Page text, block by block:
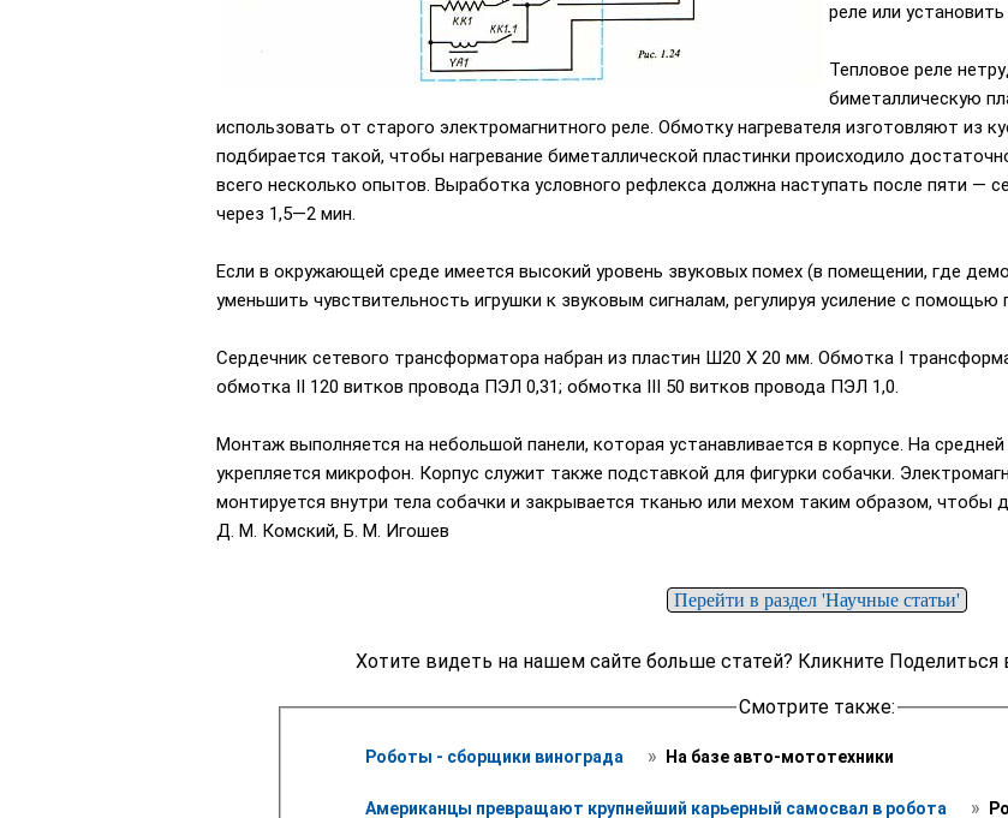
реле или
Тепловое реле
биметаллическую
использовать от старого электромагнитного реле. Обмотку нагревателя изготовляют из
подбирается такой, чтобы нагревание биметаллической пластинки происходило
всего несколько опытов. Выработка условного рефлекса должна наступать после пяти —
через 1,5—2 мин.
Если в окружающей среде имеется высокий уровень звуковых помех (в помещении, где
уменьшить чувствительность игрушки к звуковым сигналам, регулируя усиление с помощью
Сердечник сетевого трансформатора набран из пластин Ш20 Х 20 мм. Обмотка I
обмотка II 120 витков провода ПЭЛ 0,31; обмотка III 50 витков провода ПЭЛ 1,0.
Монтаж выполняется на небольшой панели, которая устанавливается в корпусе. На
укрепляется микрофон. Корпус служит также подставкой для фигурки собачки.
монтируется внутри тела собачки и закрывается тканью или мехом таким образом, чтобы
Д. М. Комский, Б. М. Игошев
Перейти в раздел 'Научные статьи'
Хотите видеть на нашем сайте больше статей? Кликните Поделиться
Смотрите также:
Роботы - сборщики винограда » На базе авто-мототехники
Американцы превращают крупнейший карьерный самосвал в робота »